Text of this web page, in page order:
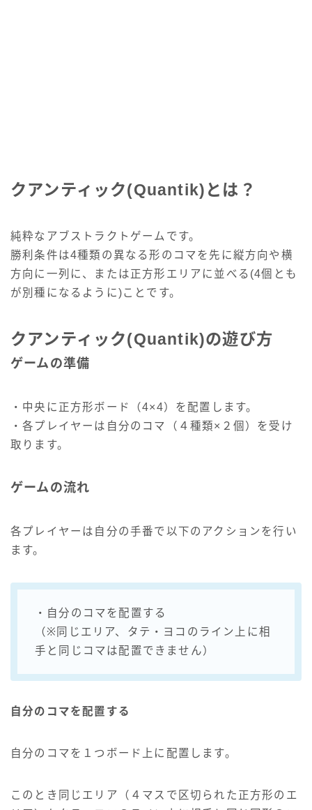
クアンティック(Quantik)とは？
純粋なアブストラクトゲームです。
勝利条件は4種類の異なる形のコマを先に縦方向や横
方向に一列に、または正方形エリアに並べる(4個とも
が別種になるように)ことです。
クアンティック(Quantik)の遊び方
ゲームの準備
・中央に正方形ボード（4×4）を配置します。
・各プレイヤーは自分のコマ（４種類×２個）を受け
取ります。
ゲームの流れ
各プレイヤーは自分の手番で以下のアクションを行い
ます。
・自分のコマを配置する
（※同じエリア、タテ・ヨコのライン上に相
手と同じコマは配置できません）
自分のコマを配置する
自分のコマを１つボード上に配置します。
このとき同じエリア（４マスで区切られた正方形のエ